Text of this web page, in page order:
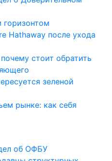
горизонтом
Hathaway после ухода
стоит обратить
зеленой
рынке: как себя